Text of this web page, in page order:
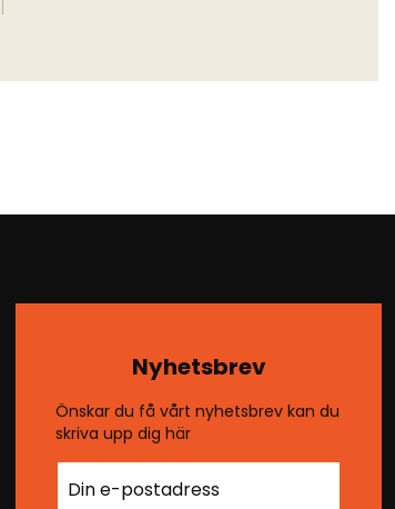
Nyhetsbrev
Önskar du få vårt nyhetsbrev kan du
skriva upp dig här